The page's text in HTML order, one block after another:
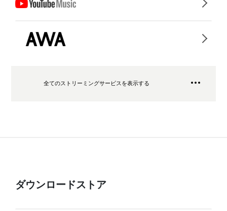
全てのストリーミングサービスを表示する
ダウンロードストア